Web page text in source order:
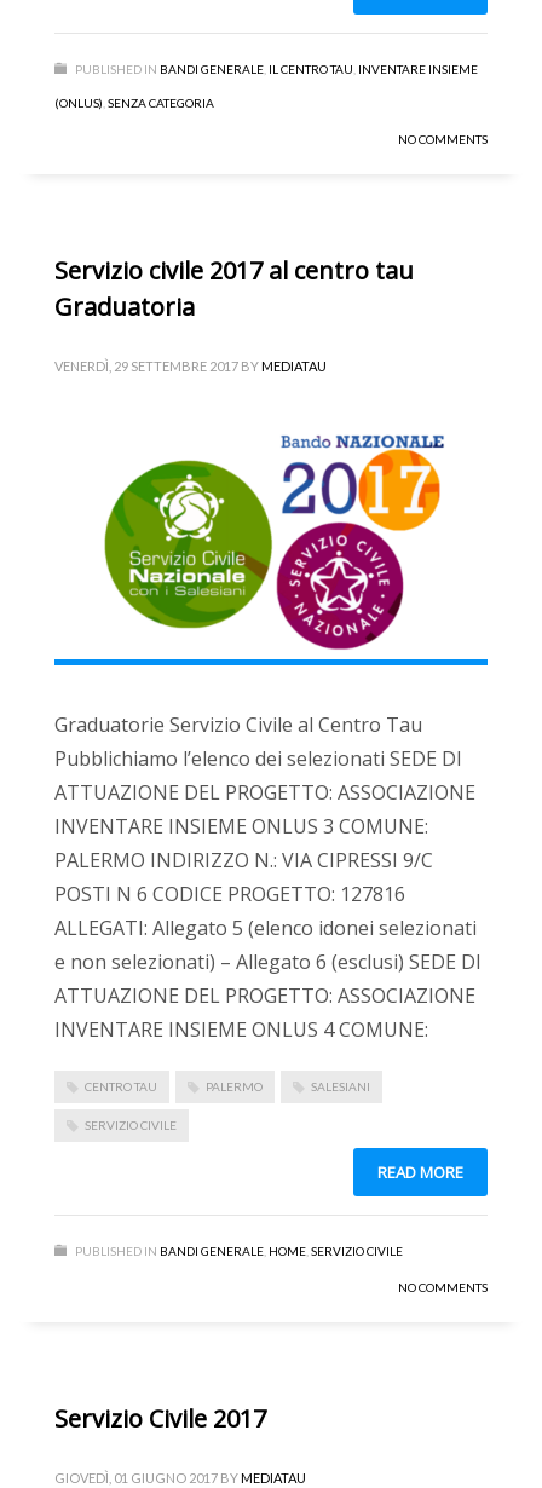
PUBLISHED IN BANDI GENERALE IL CENTRO TAU INVENTARE INSIEME
(ONLUS) SENZA CATEGORIA
NO COMMENTS
Servizio civile 2017 al centro tau
Graduatoria
VENERDÌ, 29 SETTEMBRE 2017 BYMEDIATAU
Graduatorie Servizio Civile al Centro Tau
Pubblichiamo l’elenco dei selezionati SEDE DI
ATTUAZIONE DEL PROGETTO: ASSOCIAZIONE
INVENTARE INSIEME ONLUS 3 COMUNE:
PALERMO INDIRIZZO N.: VIA CIPRESSI 9/C
POSTI N 6 CODICE PROGETTO: 127816
ALLEGATI: Allegato 5 (elenco idonei selezionati
e non selezionati) – Allegato 6 (esclusi) SEDE DI
ATTUAZIONE DEL PROGETTO: ASSOCIAZIONE
INVENTARE INSIEME ONLUS 4 COMUNE:
CENTRO TAU PALERMO SALESIANI
SERVIZIO CIVILE
READ MORE
PUBLISHED IN BANDI GENERALE, HOME,SERVIZIO CIVILE
NO COMMENTS
Servizio Civile 2017
GIOVEDÌ, 01 GIUGNO 2017 BYMEDIATAU